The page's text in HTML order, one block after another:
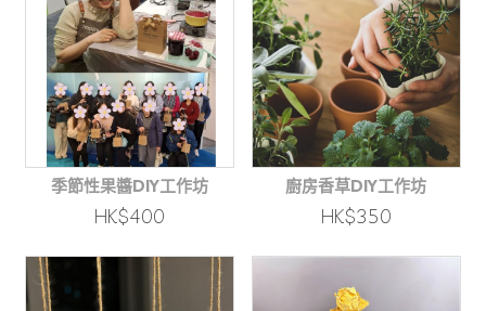
季節性果醬DIY工作坊
HK$400
廚房香草DIY工作坊
HK$350